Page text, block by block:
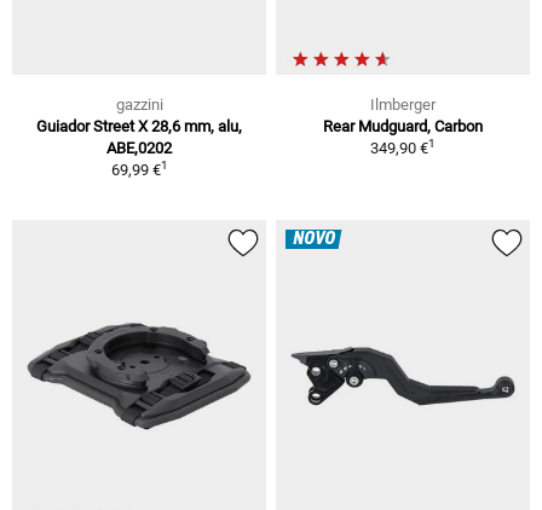
gazzini
Guiador Street X 28,6 mm, alu,
ABE,0202
69,99 €1
Ilmberger
Rear Mudguard, Carbon
349,90 €1
NOVO